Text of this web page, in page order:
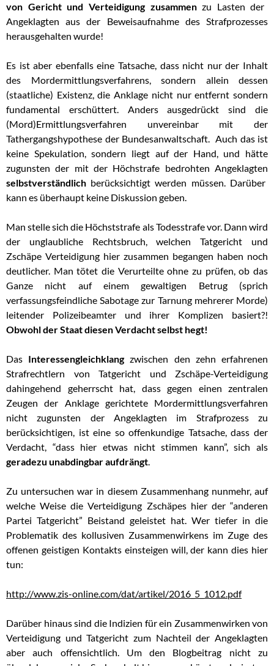
von Gericht und Verteidigung zusammenzu Lasten der
Angeklagten aus der Beweisaufnahme des Strafprozesses
herausgehalten wurde!
Es ist aber ebenfalls eine Tatsache, dass nicht nur der Inhalt
des Mordermittlungsverfahrens, sondern allein dessen
(staatliche) Existenz, die Anklage nicht nur entfernt sondern
fundamental erschüttert. Anders ausgedrückt sind die
(Mord)Ermittlungsverfahren unvereinbar mit der
Tathergangshypothese der Bundesanwaltschaft. Auch das ist
keine Spekulation, sondern liegt auf der Hand, und hätte
zugunsten der mit der Höchstrafe bedrohten Angeklagten
selbstverständlich berücksichtigt werden müssen. Darüber
kann es überhaupt keine Diskussion geben.
Man stelle sich die Höchststrafe als Todesstrafe vor. Dann wird
der unglaubliche Rechtsbruch, welchen Tatgericht und
Zschäpe Verteidigung hier zusammen begangen haben noch
deutlicher. Man tötet die Verurteilte ohne zu prüfen, ob das
Ganze nicht auf einem gewaltigen Betrug (sprich
verfassungsfeindliche Sabotage zur Tarnung mehrerer Morde)
leitender Polizeibeamter und ihrer Komplizen basiert?!
Obwohl der Staat diesen Verdacht selbst hegt!
Das Interessengleichklangzwischen den zehn erfahrenen
Strafrechtlern von Tatgericht und Zschäpe-Verteidigung
dahingehend geherrscht hat, dass gegen einen zentralen
Zeugen der Anklage gerichtete Mordermittlungsverfahren
nicht zugunsten der Angeklagten im Strafprozess zu
berücksichtigen, ist eine so offenkundige Tatsache, dass der
Verdacht, “dass hier etwas nicht stimmen kann”, sich als
geradezu unabdingbar aufdrängt.
Zu untersuchen war in diesem Zusammenhang nunmehr, auf
welche Weise die Verteidigung Zschäpes hier der “anderen
Partei Tatgericht” Beistand geleistet hat. Wer tiefer in die
Problematik des kollusiven Zusammenwirkens im Zuge des
offenen geistigen Kontakts einsteigen will, der kann dies hier
tun:
http://www.zis-online.com/dat/artikel/2016_5_1012.pdf
Darüber hinaus sind die Indizien für ein Zusammenwirken von
Verteidigung und Tatgericht zum Nachteil der Angeklagten
aber auch offensichtlich. Um den Blogbeitrag nicht zu